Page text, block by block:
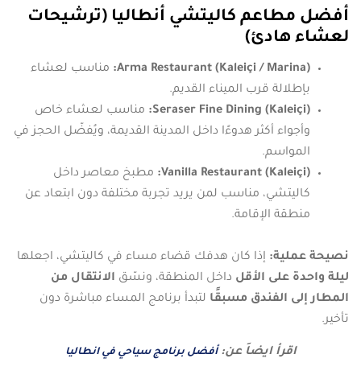
أفضل مطاعم كاليتشي أنطاليا (ترشيحات
لعشاء هادئ)
Arma Restaurant (Kaleiçi / Marina):
مناسب لعشاء
بإطلالة قرب الميناء القديم.
Seraser Fine Dining (Kaleiçi):
مناسب لعشاء خاص
وأجواء أكثر هدوءًا داخل المدينة القديمة، ويُفضّل الحجز في
المواسم.
Vanilla Restaurant (Kaleiçi):
مطبخ معاصر داخل
كاليتشي، مناسب لمن يريد تجربة مختلفة دون ابتعاد عن
منطقة الإقامة.
نصيحة عملية: إذا كان هدفك قضاء مساء في كاليتشي، اجعلها
ليلة واحدة على الأقل داخل المنطقة، ونسّق الانتقال من
المطار إلى الفندق مسبقًا لتبدأ برنامج المساء مباشرة دون
تأخير.
اقرأ ايضاَ عن:أفضل برنامج سياحي في انطاليا